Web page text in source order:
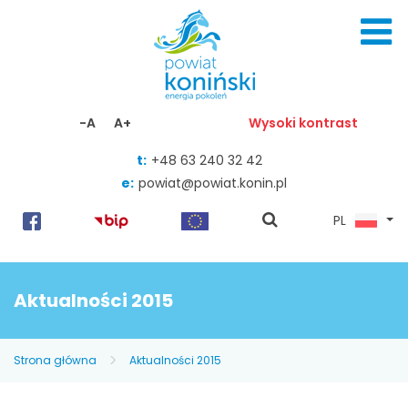
-A A+ Wysoki kontrast
t: +48 63 240 32 42
e: powiat@powiat.konin.pl
pokaż
PL
Aktualności 2015
Strona główna Aktualności 2015